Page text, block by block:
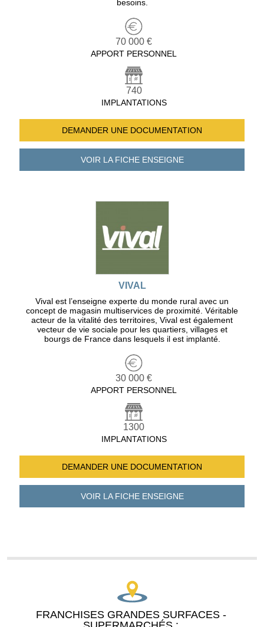
besoins.
70 000 €
APPORT PERSONNEL
740
IMPLANTATIONS
DEMANDER UNE DOCUMENTATION
VOIR LA FICHEENSEIGNE
VIVAL
Vival est l’enseigne experte du monde rural avec un
concept de magasin multiservices de proximité. Véritable
acteur de la vitalité des territoires, Vival est également
vecteur de vie sociale pour les quartiers, villages et
bourgs de France dans lesquels il est implanté.
30 000 €
APPORT PERSONNEL
1300
IMPLANTATIONS
DEMANDER UNE DOCUMENTATION
VOIR LA FICHEENSEIGNE
FRANCHISES GRANDES SURFACES -